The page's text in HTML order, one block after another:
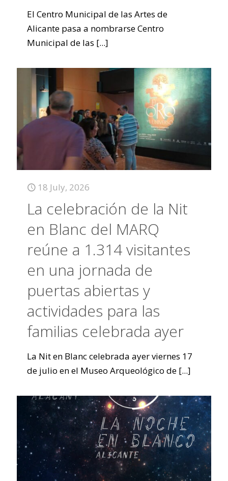
El Centro Municipal de las Artes de
Alicante pasa a nombrarse Centro
Municipal de las [...]
18 July, 2026
La celebración de la Nit
en Blanc del MARQ
reúne a 1.314 visitantes
en una jornada de
puertas abiertas y
actividades para las
familias celebrada ayer
La Nit en Blanc celebrada ayer viernes 17
de julio en el Museo Arqueológico de [...]